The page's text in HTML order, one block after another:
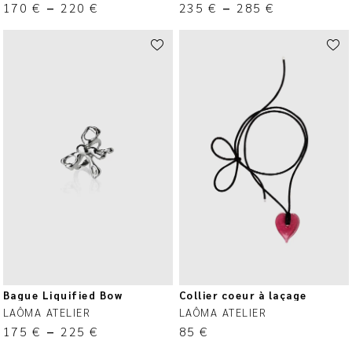
170 € – 220€ 235 € – 285€
Bague Liquified Bow
LAÔMA ATELIER
175 € – 225€
Collier coeur à laçage
LAÔMA ATELIER
85€